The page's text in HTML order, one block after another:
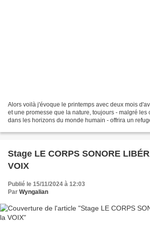
Alors voilà j'évoque le printemps avec deux mois
et une promesse que la nature, toujours - malgré les
dans les horizons du monde humain - offrira un
Stage LE CORPS SONORE
VOIX
Publié le 15/11/2024 à 12:03
Par Wyngalian